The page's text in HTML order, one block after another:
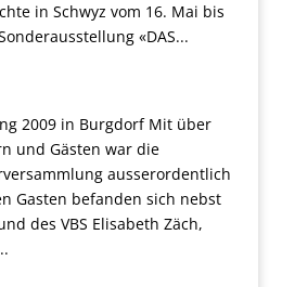
in Schwyz vom 16. Mai bis
«DAS...
2009 in Burgdorf Mit über
und Gästen war die
ausserordentlich
Gasten befanden sich nebst
des VBS Elisabeth Zäch,